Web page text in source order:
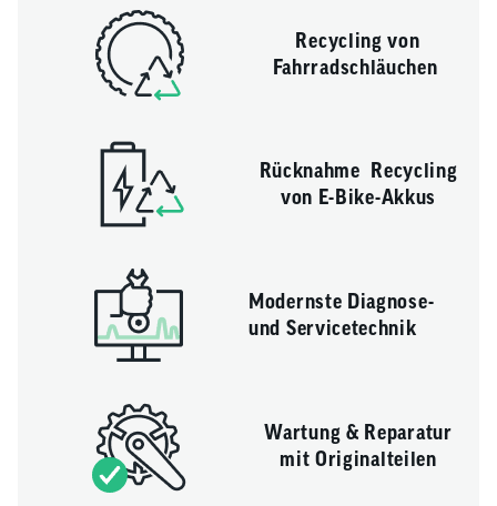
Recycling von
Fahrradschläuchen
Rücknahme Recycling
von E-Bike-Akkus
Modernste Diagnose-
und Servicetechnik
Wartung & Reparatur
mit Originalteilen